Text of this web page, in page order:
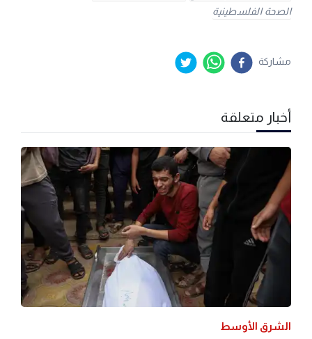
الصحة الفلسطينية
مشاركة
أخبار متعلقة
الشرق الأوسط